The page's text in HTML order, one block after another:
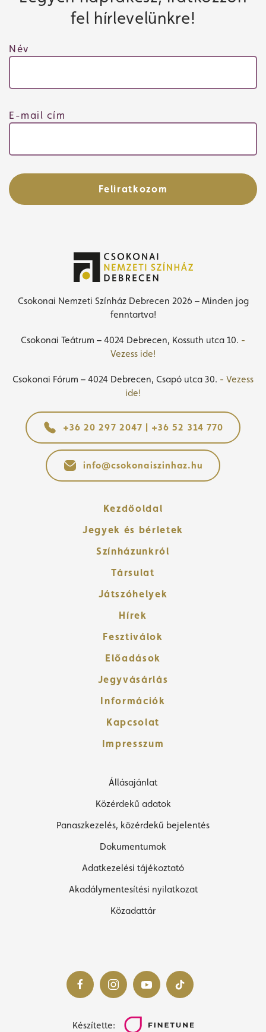
fel hírlevelünkre!
Név
E-mail cím
Feliratkozom
Csokonai Nemzeti Színház Debrecen 2026 – Minden jog
fenntartva!
Csokonai Teátrum – 4024 Debrecen, Kossuth utca 10. -
Vezess ide!
Csokonai Fórum – 4024 Debrecen, Csapó utca 30. - Vezess
ide!
+36 20 297 2047 | +36 52 314 770
info@csokonaiszinhaz.hu
Kezdőoldal
Jegyek és bérletek
Színházunkról
Társulat
Játszóhelyek
Hírek
Fesztiválok
Előadások
Jegyvásárlás
Információk
Kapcsolat
Impresszum
Állásajánlat
Közérdekű adatok
Panaszkezelés, közérdekű bejelentés
Dokumentumok
Adatkezelési tájékoztató
Akadálymentesítési nyilatkozat
Közadattár
Készítette: